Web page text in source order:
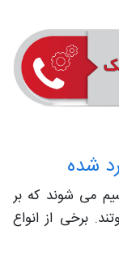
شده
می شوند که بر
برخی از انواع